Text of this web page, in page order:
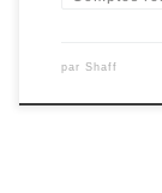
par Shaff